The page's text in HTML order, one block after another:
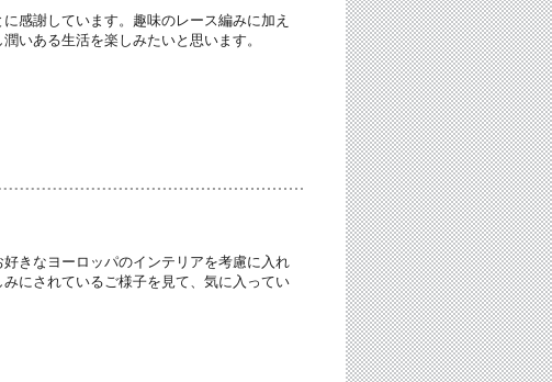
感謝しています。趣味のレース編みに加え
いある生活を楽しみたいと思います。
きなヨーロッパのインテリアを考慮に入れ
にされているご様子を見て、気に入ってい